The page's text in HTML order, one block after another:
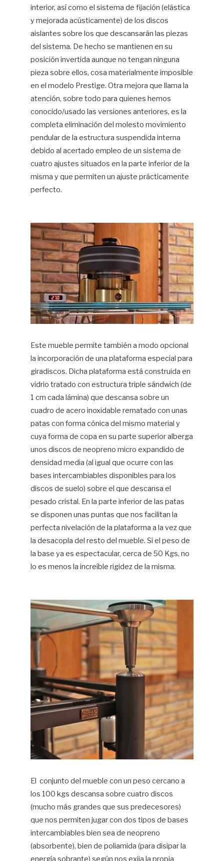
interior, así como el sistema de fijación (elástica
y mejorada acústicamente) de los discos
aislantes sobre los que descansarán las piezas
del sistema. De hecho se mantienen en su
posición invertida aunque no tengan ninguna
pieza sobre ellos, cosa materialmente imposible
en el modelo Prestige. Otra mejora que llama la
atención, sobre todo para quienes hemos
conocido/usado las versiones anteriores, es la
completa eliminación del molesto movimiento
pendular de la estructura suspendida interna
debido al acertado empleo de un sistema de
cuatro ajustes situados en la parte inferior de la
misma y que permiten un ajuste prácticamente
perfecto.
Este mueble permite también a modo opcional
la incorporación de una plataforma especial para
giradiscos. Dicha plataforma está construida en
vidrio tratado con estructura triple sándwich (de
1 cm cada lámina) que descansa sobre un
cuadro de acero inoxidable rematado con unas
patas con forma cónica del mismo material y
cuya forma de copa en su parte superior alberga
unos discos de neopreno micro expandido de
densidad media (al igual que ocurre con las
bases intercambiables disponibles para los
discos de suelo) sobre el que descansa el
pesado cristal. En la parte inferior de las patas
se disponen unas puntas que nos facilitan la
perfecta nivelación de la plataforma a la vez que
la desacopla del resto del mueble. Si el peso de
la base ya es espectacular, cerca de 50 Kgs, no
lo es menos la increíble rigidez de la misma.
El conjunto del mueble con un peso cercano a
los 100 kgs descansa sobre cuatro discos
(mucho más grandes que sus predecesores)
que nos permiten jugar con dos tipos de bases
intercambiables bien sea de neopreno
(absorbente), bien de poliamida (para disipar la
energía sobrante) según nos exija la propia